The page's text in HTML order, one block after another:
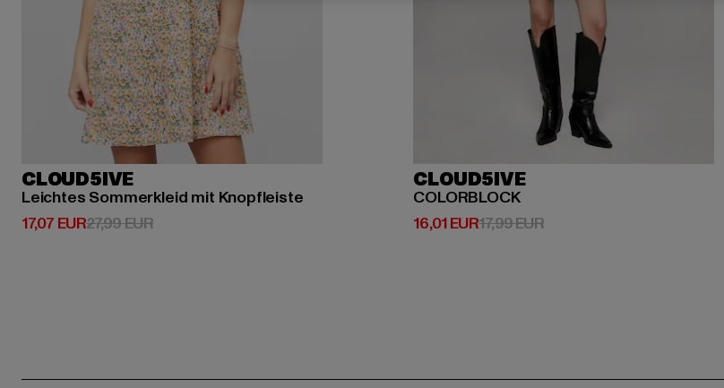
CLOUD5IVE
Leichtes Sommerkleid mit Knopfleiste
17,07 EUR
Prix courant: 17,07 EUR
27,99 EURPrix en promotion: 27,99 EUR
CLOUD5IVE
COLORBLOCK
16,01 EUR
Prix courant: 16,01 EUR
17,99 EURPrix en promotion: 17,99 EUR